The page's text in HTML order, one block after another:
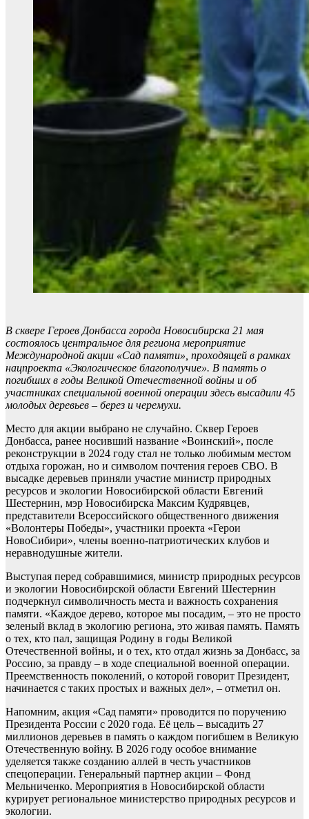
В сквере Героев Донбасса города Новосибирска 21 мая
состоялось центральное для региона мероприятие
Международной акции «Сад памяти», проходящей в рамках
нацпроекта «Экологическое благополучие». В память о
погибших в годы Великой Отечественной войны и об
участниках специальной военной операции здесь высадили 45
молодых деревьев – берез и черемухи.
Место для акции выбрано не случайно. Сквер Героев
Донбасса, ранее носивший название «Воинский», после
реконструкции в 2024 году стал не только любимым местом
отдыха горожан, но и символом почтения героев СВО. В
высадке деревьев приняли участие министр природных
ресурсов и экологии Новосибирской области Евгений
Шестернин, мэр Новосибирска Максим Кудрявцев,
представители Всероссийского общественного движения
«Волонтеры Победы», участники проекта «Герои
НовоСибири», члены военно-патриотических клубов и
неравнодушные жители.
Выступая перед собравшимися, министр природных ресурсов
и экологии Новосибирской области Евгений Шестернин
подчеркнул символичность места и важность сохранения
памяти. «Каждое дерево, которое мы посадим, – это не просто
зеленый вклад в экологию региона, это живая память. Память
о тех, кто пал, защищая Родину в годы Великой
Отечественной войны, и о тех, кто отдал жизнь за Донбасс, за
Россию, за правду – в ходе специальной военной операции.
Преемственность поколений, о которой говорит Президент,
начинается с таких простых и важных дел», – отметил он.
Напомним, акция «Сад памяти» проводится по поручению
Президента России с 2020 года. Её цель – высадить 27
миллионов деревьев в память о каждом погибшем в Великую
Отечественную войну. В 2026 году особое внимание
уделяется также созданию аллей в честь участников
спецоперации. Генеральный партнер акции – Фонд
Мельниченко. Мероприятия в Новосибирской области
курирует региональное министерство природных ресурсов и
экологии.